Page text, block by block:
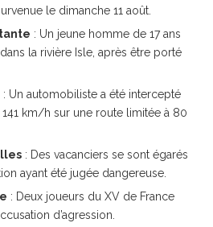
le dimanche 11 août.
: Un jeune homme de 17 ans
la rivière Isle, après être porté
: Un automobiliste a été intercepté
141 km/h sur une route limitée à 80
: Des vacanciers se sont égarés
ayant été jugée dangereuse.
: Deux joueurs du XV de France
d’agression.